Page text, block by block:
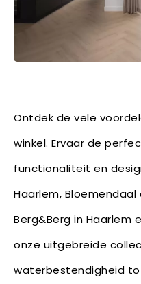
Ontdek de vele
winkel. Ervaar de
functionaliteit en
Haarlem,
Berg&Berg in Haarlem
onze uitgebreide
waterbestendigheid